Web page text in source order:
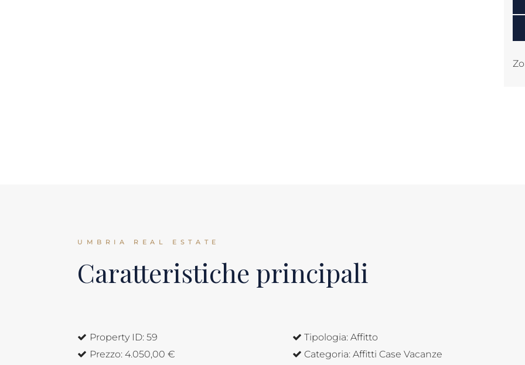
UMBRIA REAL ESTATE
Caratteristiche principali
Property ID:59
Prezzo:4.050,00 €
Tipologia: Affitto
Categoria: Affitti Case Vacanze